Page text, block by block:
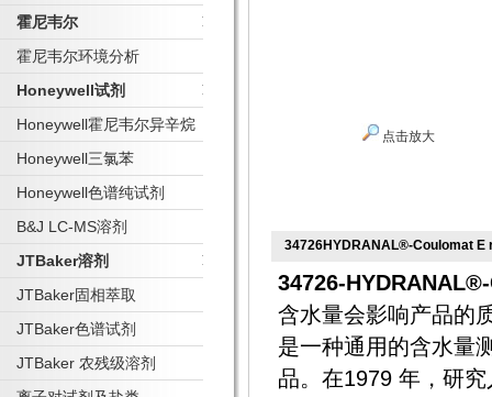
霍尼韦尔
霍尼韦尔环境分析
Honeywell试剂
Honeywell霍尼韦尔异辛烷
Honeywell三氯苯
Honeywell色谱纯试剂
B&J LC-MS溶剂
JTBaker溶剂
JTBaker固相萃取
JTBaker色谱试剂
JTBaker 农残级溶剂
点击放大
34726HYDRANAL®-Coulomat E
34726-
含水量会影响产品的
是一种通用的含水量
品。在1979 年，研